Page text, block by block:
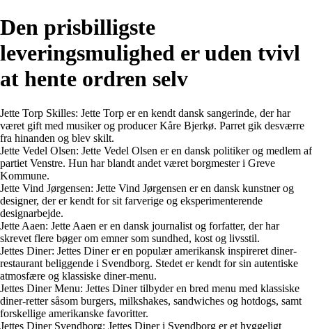
Den prisbilligste
leveringsmulighed er uden tvivl
at hente ordren selv
Jette Torp Skilles: Jette Torp er en kendt dansk sangerinde, der har
været gift med musiker og producer Kåre Bjerkø. Parret gik desværre
fra hinanden og blev skilt.
Jette Vedel Olsen: Jette Vedel Olsen er en dansk politiker og medlem af
partiet Venstre. Hun har blandt andet været borgmester i Greve
Kommune.
Jette Vind Jørgensen: Jette Vind Jørgensen er en dansk kunstner og
designer, der er kendt for sit farverige og eksperimenterende
designarbejde.
Jette Aaen: Jette Aaen er en dansk journalist og forfatter, der har
skrevet flere bøger om emner som sundhed, kost og livsstil.
Jettes Diner: Jettes Diner er en populær amerikansk inspireret diner-
restaurant beliggende i Svendborg. Stedet er kendt for sin autentiske
atmosfære og klassiske diner-menu.
Jettes Diner Menu: Jettes Diner tilbyder en bred menu med klassiske
diner-retter såsom burgers, milkshakes, sandwiches og hotdogs, samt
forskellige amerikanske favoritter.
Jettes Diner Svendborg: Jettes Diner i Svendborg er et hyggeligt